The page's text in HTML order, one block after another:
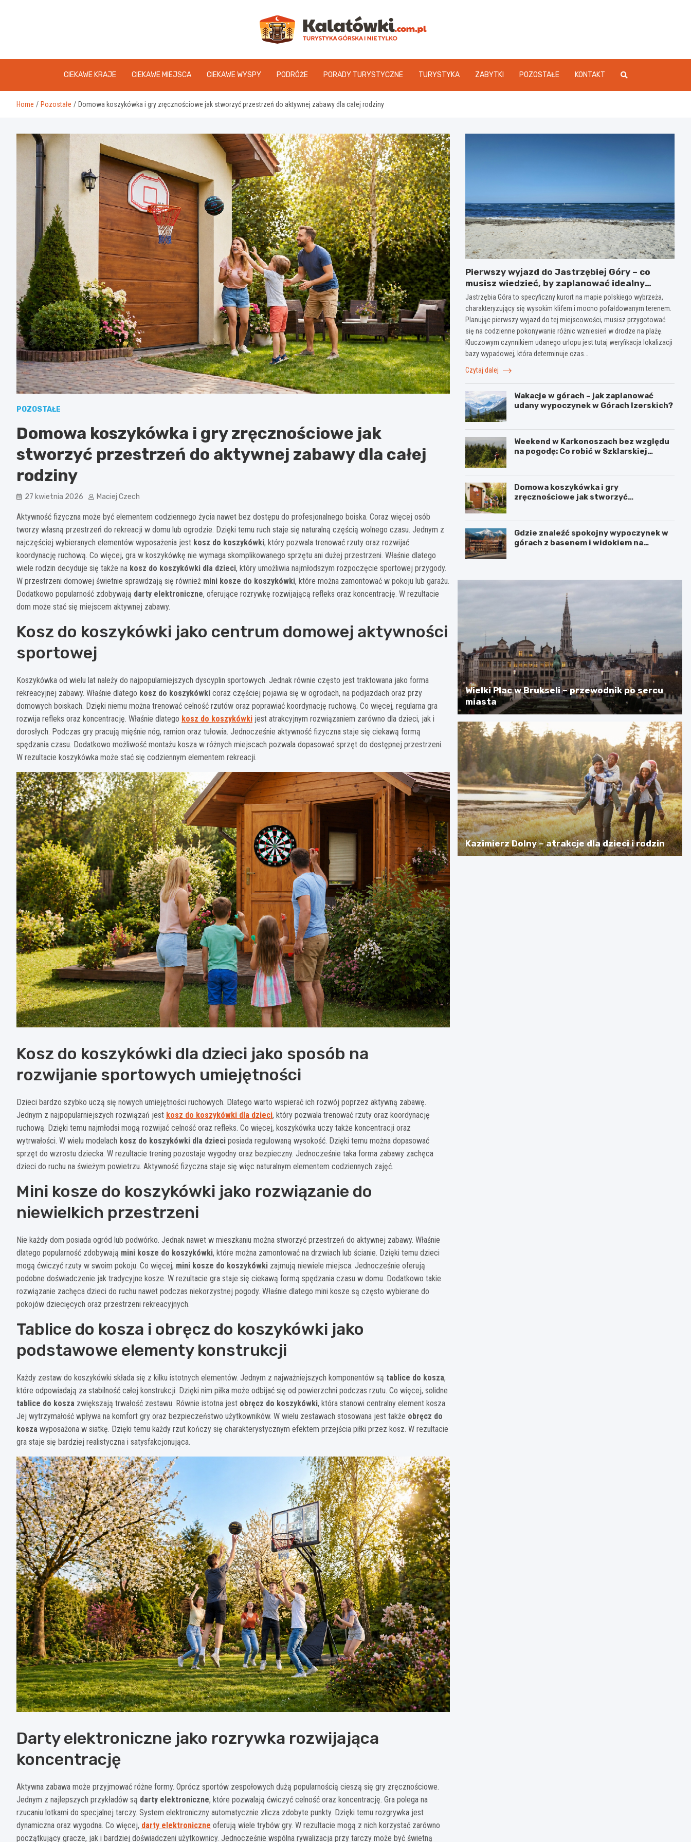
CIEKAWE KRAJE CIEKAWE MIEJSCA CIEKAWE WYSPY PODRÓŻE PORADY TURYSTYCZNE TURYSTYKA ZABYTKI POZOSTAŁE KONTAKT
Home Pozostałe Domowa koszykówka i gry zręcznościowe jak stworzyć przestrzeń do aktywnej zabawy dla całej rodziny
POZOSTAŁE
Domowa koszykówka i gry zręcznościowe jak
stworzyć przestrzeń do aktywnej zabawy dla całej
rodziny
27 kwietnia 2026 Maciej Czech
Aktywność fizyczna może być elementem codziennego życia nawet bez dostępu do profesjonalnego boiska. Coraz więcej osób
tworzy własną przestrzeń do rekreacji w domu lub ogrodzie. Dzięki temu ruch staje się naturalną częścią wolnego czasu. Jednym z
najczęściej wybieranych elementów wyposażenia jest kosz do koszykówki, który pozwala trenować rzuty oraz rozwijać
koordynację ruchową. Co więcej, gra w koszykówkę nie wymaga skomplikowanego sprzętu ani dużej przestrzeni. Właśnie dlatego
wiele rodzin decyduje się także na kosz do koszykówki dla dzieci, który umożliwia najmłodszym rozpoczęcie sportowej przygody.
W przestrzeni domowej świetnie sprawdzają się również mini kosze do koszykówki, które można zamontować w pokoju lub garażu.
Dodatkowo popularność zdobywają darty elektroniczne, oferujące rozrywkę rozwijającą refleks oraz koncentrację. W rezultacie
dom może stać się miejscem aktywnej zabawy.
Kosz do koszykówki jako centrum domowej aktywności
sportowej
Koszykówka od wielu lat należy do najpopularniejszych dyscyplin sportowych. Jednak równie często jest traktowana jako forma
rekreacyjnej zabawy. Właśnie dlatego kosz do koszykówki coraz częściej pojawia się w ogrodach, na podjazdach oraz przy
domowych boiskach. Dzięki niemu można trenować celność rzutów oraz poprawiać koordynację ruchową. Co więcej, regularna gra
rozwija refleks oraz koncentrację. Właśnie dlatego kosz do koszykówki jest atrakcyjnym rozwiązaniem zarówno dla dzieci, jak i
dorosłych. Podczas gry pracują mięśnie nóg, ramion oraz tułowia. Jednocześnie aktywność fizyczna staje się ciekawą formą
spędzania czasu. Dodatkowo możliwość montażu kosza w różnych miejscach pozwala dopasować sprzęt do dostępnej przestrzeni.
W rezultacie koszykówka może stać się codziennym elementem rekreacji.
Kosz do koszykówki dla dzieci jako sposób na
rozwijanie sportowych umiejętności
Dzieci bardzo szybko uczą się nowych umiejętności ruchowych. Dlatego warto wspierać ich rozwój poprzez aktywną zabawę.
Jednym z najpopularniejszych rozwiązań jest kosz do koszykówki dla dzieci, który pozwala trenować rzuty oraz koordynację
ruchową. Dzięki temu najmłodsi mogą rozwijać celność oraz refleks. Co więcej, koszykówka uczy także koncentracji oraz
wytrwałości. W wielu modelach kosz do koszykówki dla dzieci posiada regulowaną wysokość. Dzięki temu można dopasować
sprzęt do wzrostu dziecka. W rezultacie trening pozostaje wygodny oraz bezpieczny. Jednocześnie taka forma zabawy zachęca
dzieci do ruchu na świeżym powietrzu. Aktywność fizyczna staje się więc naturalnym elementem codziennych zajęć.
Mini kosze do koszykówki jako rozwiązanie do
niewielkich przestrzeni
Nie każdy dom posiada ogród lub podwórko. Jednak nawet w mieszkaniu można stworzyć przestrzeń do aktywnej zabawy. Właśnie
dlatego popularność zdobywają mini kosze do koszykówki, które można zamontować na drzwiach lub ścianie. Dzięki temu dzieci
mogą ćwiczyć rzuty w swoim pokoju. Co więcej, mini kosze do koszykówki zajmują niewiele miejsca. Jednocześnie oferują
podobne doświadczenie jak tradycyjne kosze. W rezultacie gra staje się ciekawą formą spędzania czasu w domu. Dodatkowo takie
rozwiązanie zachęca dzieci do ruchu nawet podczas niekorzystnej pogody. Właśnie dlatego mini kosze są często wybierane do
pokojów dziecięcych oraz przestrzeni rekreacyjnych.
Tablice do kosza i obręcz do koszykówki jako
podstawowe elementy konstrukcji
Każdy zestaw do koszykówki składa się z kilku istotnych elementów. Jednym z najważniejszych komponentów są tablice do kosza,
które odpowiadają za stabilność całej konstrukcji. Dzięki nim piłka może odbijać się od powierzchni podczas rzutu. Co więcej, solidne
tablice do kosza zwiększają trwałość zestawu. Równie istotna jest obręcz do koszykówki, która stanowi centralny element kosza.
Jej wytrzymałość wpływa na komfort gry oraz bezpieczeństwo użytkowników. W wielu zestawach stosowana jest także obręcz do
kosza wyposażona w siatkę. Dzięki temu każdy rzut kończy się charakterystycznym efektem przejścia piłki przez kosz. W rezultacie
gra staje się bardziej realistyczna i satysfakcjonująca.
Darty elektroniczne jako rozrywka rozwijająca
koncentrację
Aktywna zabawa może przyjmować różne formy. Oprócz sportów zespołowych dużą popularnością cieszą się gry zręcznościowe.
Jednym z najlepszych przykładów są darty elektroniczne, które pozwalają ćwiczyć celność oraz koncentrację. Gra polega na
rzucaniu lotkami do specjalnej tarczy. System elektroniczny automatycznie zlicza zdobyte punkty. Dzięki temu rozgrywka jest
dynamiczna oraz wygodna. Co więcej, darty elektroniczne oferują wiele trybów gry. W rezultacie mogą z nich korzystać zarówno
początkujący gracze, jak i bardziej doświadczeni użytkownicy. Jednocześnie wspólna rywalizacja przy tarczy może być świetną
Pierwszy wyjazd do Jastrzębiej Góry – co
musisz wiedzieć, by zaplanować idealny
urlop?
Jastrzębia Góra to specyficzny kurort na mapie polskiego wybrzeża,
charakteryzujący się wysokim klifem i mocno pofałdowanym terenem.
Planując pierwszy wyjazd do tej miejscowości, musisz przygotować
się na codzienne pokonywanie różnic wzniesień w drodze na plażę.
Kluczowym czynnikiem udanego urlopu jest tutaj weryfikacja lokalizacji
bazy wypadowej, która determinuje czas…
Czytaj dalej
Wakacje w górach – jak zaplanować
udany wypoczynek w Górach Izerskich?
Weekend w Karkonoszach bez względu
na pogodę: Co robić w Szklarskiej
Domowa koszykówka i gry
zręcznościowe jak stworzyć
Gdzie znaleźć spokojny wypoczynek w
górach z basenem i widokiem na
Wielki Plac w Brukseli – przewodnik po sercu
miasta
Kazimierz Dolny – atrakcje dla dzieci i rodzin